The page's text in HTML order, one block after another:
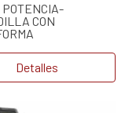
CON
Detalles